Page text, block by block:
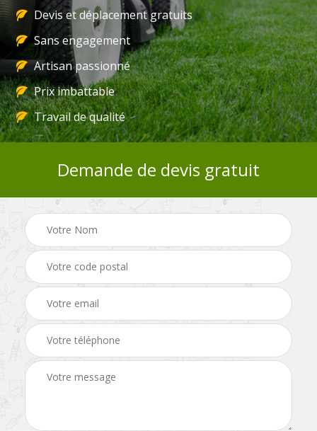
Devis et déplacement gratuits
Sans engagement
Artisan passionné
Prix imbattable
Travail de qualité
Demande de devis gratuit